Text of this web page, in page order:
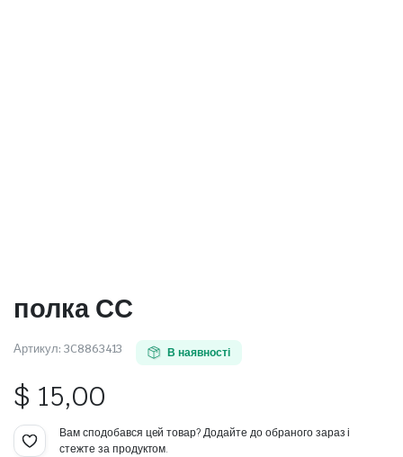
полка СС
Артикул: 3C8863413 В наявності
$ 15,00
Вам сподобався цей товар? Додайте до обраного зараз і
стежте за продуктом.